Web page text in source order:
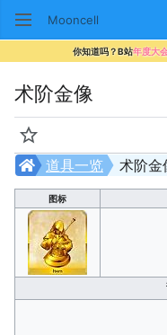
Mooncell
你知道吗？B站年度大
术阶金像
监视
术阶金
道具一览
图标